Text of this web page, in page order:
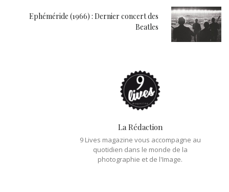
Ephéméride (1966) : Dernier concert des
Beatles
La Rédaction
9 Lives magazine vous accompagne au
quotidien dans le monde de la
photographie et de l'Image.